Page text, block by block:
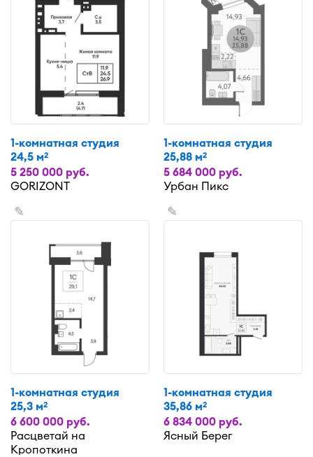
1-комнатная студия
24,5 м2
5 250 000 руб.
GORIZONT
1-комнатная студия
25,88 м2
5 684 000 руб.
Урбан Пикс
✎
1-комнатная студия
25,3 м2
6 600 000 руб.
Расцветай на
Кропоткина
✎
1-комнатная студия
35,86 м2
6 834 000 руб.
Ясный Берег